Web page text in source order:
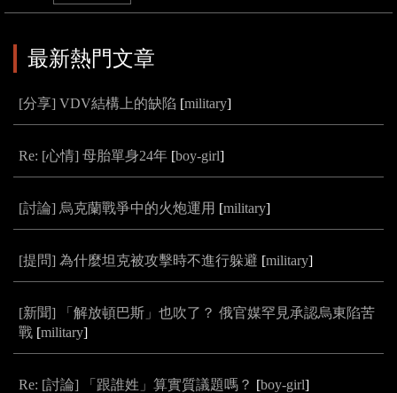
最新熱門文章
[分享] VDV結構上的缺陷 [military]
Re: [心情] 母胎單身24年 [boy-girl]
[討論] 烏克蘭戰爭中的火炮運用 [military]
[提問] 為什麼坦克被攻擊時不進行躲避 [military]
[新聞] 「解放頓巴斯」也吹了？ 俄官媒罕見承認烏東陷苦
戰 [military]
Re: [討論] 「跟誰姓」算實質議題嗎？ [boy-girl]